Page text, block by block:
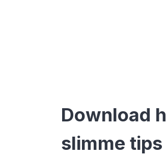
Download
slimme tips